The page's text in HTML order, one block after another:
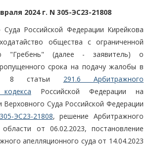
2024 г. N 305-ЭС23-21808
Суда Российской Федерации Кирейкова
общества с ограниченной
"Гребень" (далее - заявитель) о
срока на подачу жалобы в
8 статьи 291.6 Арбитражного
Российской Федерации на
Верховного Суда Российской Федерации
305-ЭС23-21808, решение Арбитражного
от 06.02.2023, постановление
апелляционного суда от 14.04.2023